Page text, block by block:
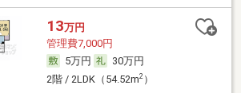
13万円
管理費7,000円
5万円
30万円
2階 / 2LDK（54.52m2）